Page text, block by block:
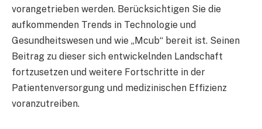
vorangetrieben werden. Berücksichtigen Sie die
aufkommenden Trends in Technologie und
Gesundheitswesen und wie „Mcub“ bereit ist. Seinen
Beitrag zu dieser sich entwickelnden Landschaft
fortzusetzen und weitere Fortschritte in der
Patientenversorgung und medizinischen Effizienz
voranzutreiben.